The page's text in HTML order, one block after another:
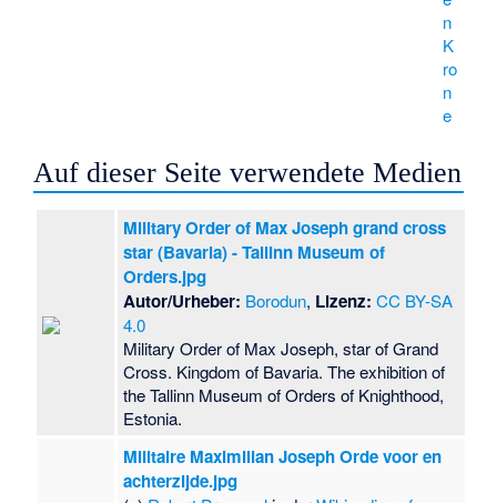
n
K
ro
n
e
Auf dieser Seite verwendete Medien
Military Order of Max Joseph grand cross
star (Bavaria) - Tallinn Museum of
Orders.jpg
Autor/Urheber: Borodun, Lizenz: CC BY-SA
4.0
Military Order of Max Joseph, star of Grand
Cross. Kingdom of Bavaria. The exhibition of
the Tallinn Museum of Orders of Knighthood,
Estonia.
Militaire Maximilian Joseph Orde voor en
achterzijde.jpg